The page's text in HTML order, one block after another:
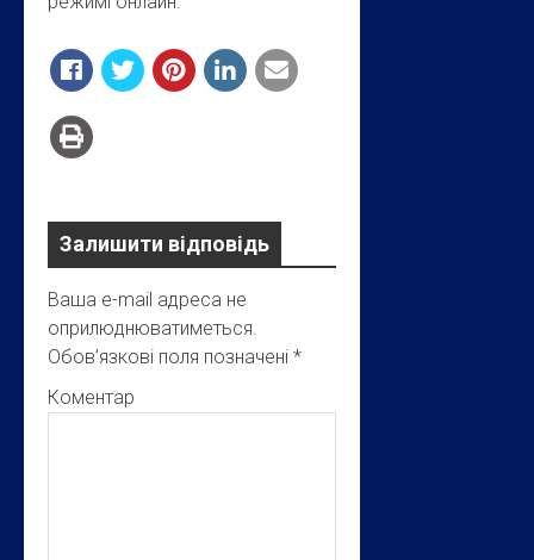
Залишити відповідь
Ваша e-mail адреса не
оприлюднюватиметься.
Обов’язкові поля позначені *
Коментар